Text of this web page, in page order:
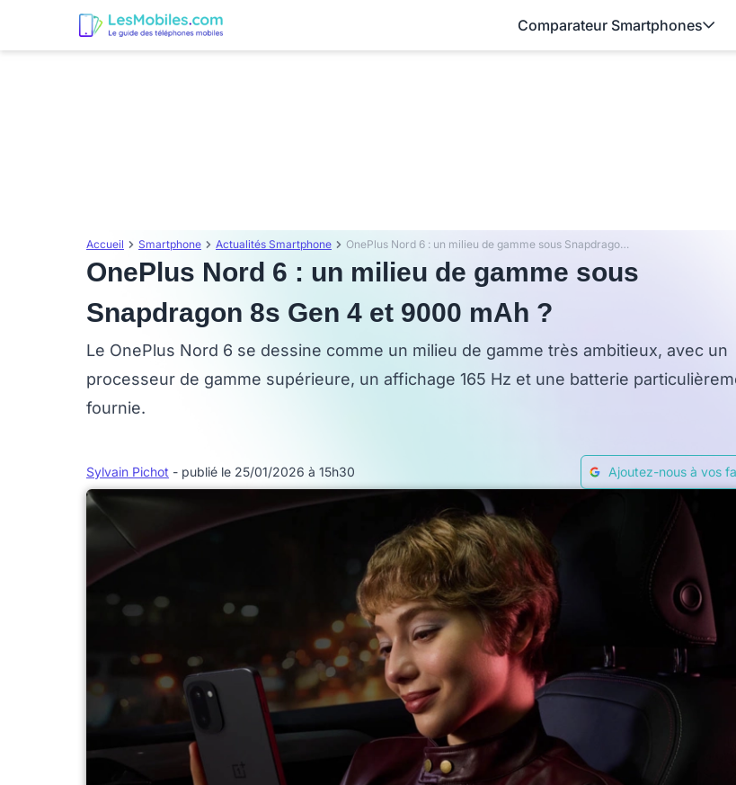
Comparateur Smartphones
Accueil Smartphone Actualités Smartphone OnePlus Nord 6 : un milieu de gamme sous Snapdragon 8s Gen 4 et 9000 mAh ?
OnePlus Nord 6 : un milieu de gamme sous
Snapdragon 8s Gen 4 et 9000 mAh ?
Le OnePlus Nord 6 se dessine comme un milieu de gamme très ambitieux, avec un
processeur de gamme supérieure, un affichage 165 Hz et une batterie
fournie.
Sylvain Pichot - publié le 25/01/2026 à 15h30 Ajoutez-nous à vos